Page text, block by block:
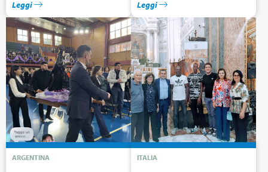
Leggi Leggi
ARGENTINA ITALIA